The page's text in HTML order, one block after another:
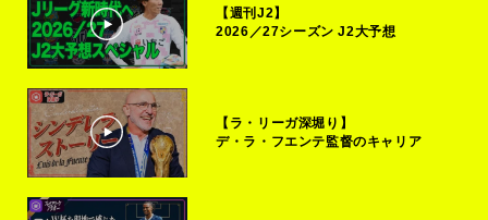
【週刊J2】
2026／27シーズン J2大予想
【ラ・リーガ深堀り】
デ・ラ・フエンテ監督のキャリア